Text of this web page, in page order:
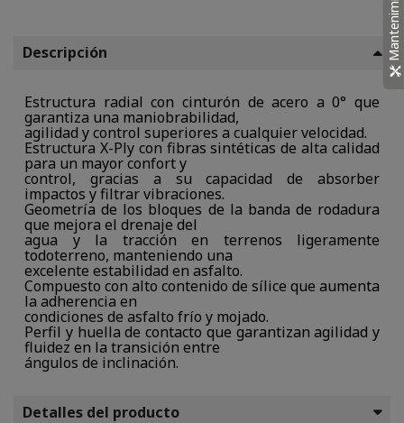
Descripción
Estructura radial con cinturón de acero a 0° que
garantiza una maniobrabilidad,
agilidad y control superiores a cualquier velocidad.
Estructura X-Ply con fibras sintéticas de alta calidad
para un mayor confort y
control, gracias a su capacidad de absorber
impactos y filtrar vibraciones.
Geometría de los bloques de la banda de rodadura
que mejora el drenaje del
agua y la tracción en terrenos ligeramente
todoterreno, manteniendo una
excelente estabilidad en asfalto.
Compuesto con alto contenido de sílice que aumenta
la adherencia en
condiciones de asfalto frío y mojado.
Perfil y huella de contacto que garantizan agilidad y
fluidez en la transición entre
ángulos de inclinación.
Detalles del producto